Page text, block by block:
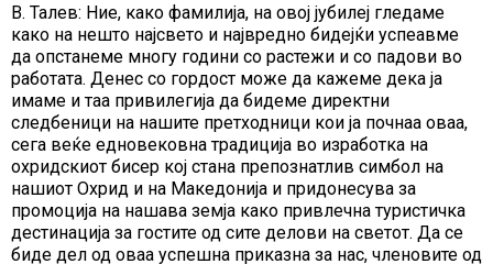
В. Талев: Ние, како фамилија, на овој јубилеј гледаме
како на нешто најсвето и највредно бидејќи успеавме
да опстанеме многу години со растежи и со падови во
работата. Денес со гордост може да кажеме дека ја
имаме и таа привилегија да бидеме директни
следбеници на нашите претходници кои ја почнаа оваа,
сега веќе едновековна традиција во изработка на
охридскиот бисер кој стана препознатлив симбол на
нашиот Охрид и на Македонија и придонесува за
промоција на нашава земја како привлечна туристичка
дестинација за гостите од сите делови на светот. Да се
биде дел од оваа успешна приказна за нас, членовите од